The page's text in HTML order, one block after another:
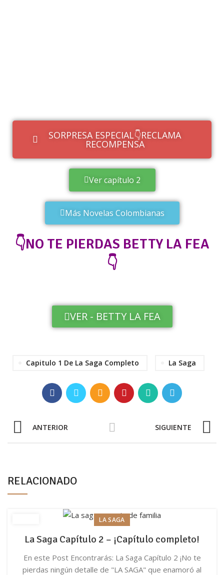
SORPRESA ESPECIAL👇RECLAMA
RECOMPENSA
Ver capítulo 2
Más Novelas Colombianas
👇NO TE PIERDAS BETTY LA FEA
👇
VER - BETTY LA FEA
Capitulo 1 De La Saga Completo La Saga
ANTERIOR SIGUIENTE
RELACIONADO
LA SAGA
La Saga Capítulo 2 – ¡Capítulo completo!
En este Post Encontrarás: La Saga Capítulo 2 ¡No te
pierdas ningún detalle de "LA SAGA" que enamoró al